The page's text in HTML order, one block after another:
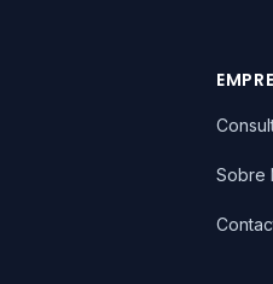
Sobre